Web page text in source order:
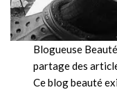
Blogueuse
partage des
Ce blog beauté